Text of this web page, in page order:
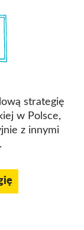
strategię
w Polsce,
z innymi